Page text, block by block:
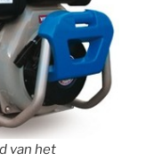
van het